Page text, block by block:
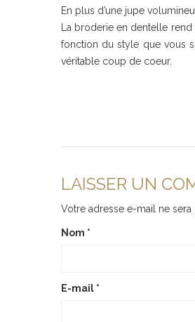
En plus d’une jupe
La broderie en dentelle
fonction du style que vous
véritable coup de coeur.
LAISSER UN
Votre adresse e-mail ne sera
Nom *
E-mail *